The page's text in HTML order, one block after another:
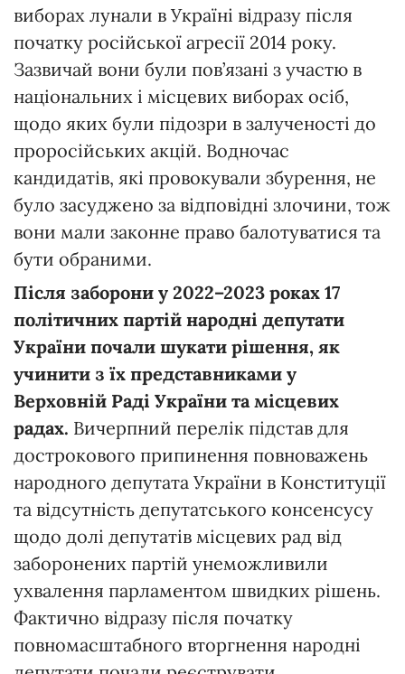
виборах лунали в Україні відразу після
початку російської агресії 2014 року.
Зазвичай вони були пов’язані з участю в
національних і місцевих виборах осіб,
щодо яких були підозри в залученості до
проросійських акцій. Водночас
кандидатів, які провокували збурення, не
було засуджено за відповідні злочини, тож
вони мали законне право балотуватися та
бути обраними.
Після заборони у 2022–2023 роках 17
політичних партій народні депутати
України почали шукати рішення, як
учинити з їх представниками у
Верховній Раді України та місцевих
радах. Вичерпний перелік підстав для
дострокового припинення повноважень
народного депутата України в Конституції
та відсутність депутатського консенсусу
щодо долі депутатів місцевих рад від
заборонених партій унеможливили
ухвалення парламентом швидких рішень.
Фактично відразу після початку
повномасштабного вторгнення народні